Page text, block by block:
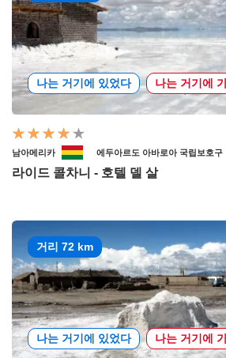
나는 거기에 있었다 나는 거기에
남아메리카 에두아르도 아바로아 국립보호구
라이드 콜차니 - 호텔 델 살
거리 72 km
나는 거기에 있었다 나는 거기에